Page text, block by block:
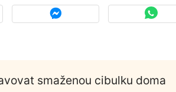
smaženou cibulku doma